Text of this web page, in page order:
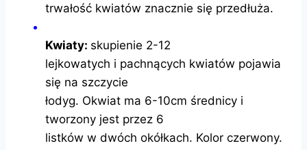
trwałość kwiatów znacznie się przedłuża.
Kwiaty: skupienie 2-12
lejkowatych i pachnących kwiatów pojawia
się na szczycie
łodyg. Okwiat ma 6-10cm średnicy i
tworzony jest przez 6
listków w dwóch okółkach. Kolor czerwony.